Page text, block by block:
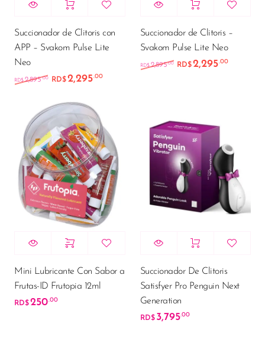
Succionador de Clitoris con
APP – Svakom Pulse Lite
Neo
RD$ 2,895.00 El precio original era: RD$2,895.00.
RD$2,295.00El precio actual es: RD$2,295.00.
Succionador de Clitoris –
Svakom Pulse Lite Neo
RD$ 2,895.00 El precio original
RD$2,295.00El
Mini Lubricante Con Sabor a
Frutas-ID Frutopia 12ml
RD$250.00
Succionador De Clitoris
Satisfyer Pro Penguin Next
Generation
RD$ 3,795.00